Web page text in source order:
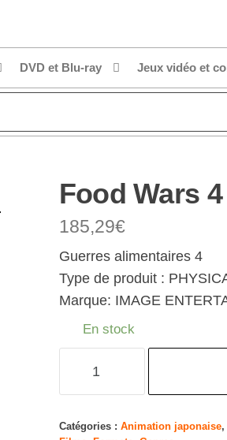
DVD et Blu-ray Jeux vidéo et
Food Wars
185,29€
Guerres alimentaires 4
Type de produit :
Marque: IMAGE
En stock
Wars
Catégories : Animation japonaise,